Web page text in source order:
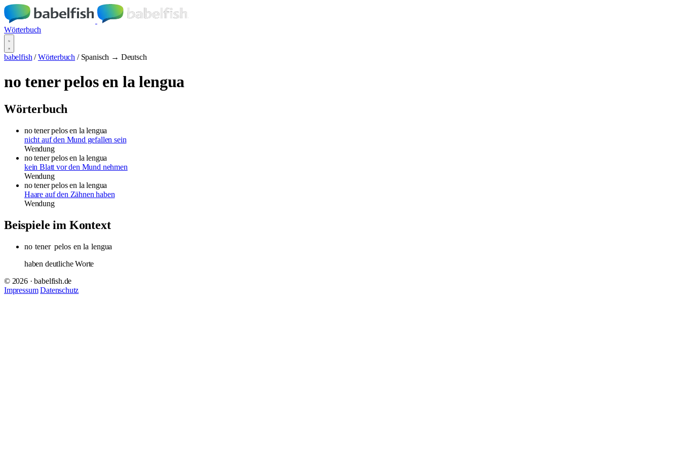
Wörterbuch
babelfish / Wörterbuch / Spanisch → Deutsch
no tener pelos en la lengua
Wörterbuch
no tener pelos en la lengua
nicht auf den Mund gefallen sein
Wendung
no tener pelos en la lengua
kein Blatt vor den Mund nehmen
Wendung
no tener pelos en la lengua
Haare auf den Zähnen haben
Wendung
Beispiele im Kontext
no tener pelos en la lengua
haben deutliche Worte
© 2026 · babelfish.de
Impressum Datenschutz